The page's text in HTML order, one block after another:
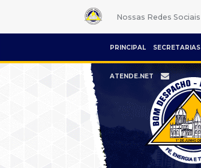
Nossas Redes Sociais
PRINCIPAL SECRETARIAS
ATENDE.NET